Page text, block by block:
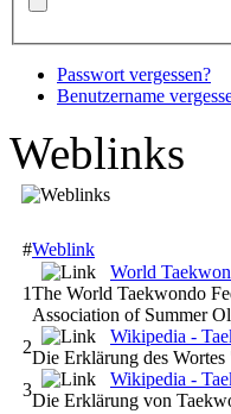
Passwort vergessen?
Benutzername
Weblinks
#Weblink
1
World
The World Taekwondo
Association of Summer
2
Wikipedia -
Die Erklärung des
3
Wikipedia -
Die Erklärung von